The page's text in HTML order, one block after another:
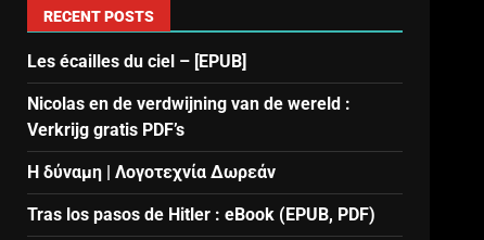
RECENT POSTS
Les écailles du ciel – [EPUB]
Nicolas en de verdwijning van de wereld :
Verkrijg gratis PDF’s
Η δύναμη | Λογοτεχνία Δωρεάν
Tras los pasos de Hitler : eBook (EPUB, PDF)